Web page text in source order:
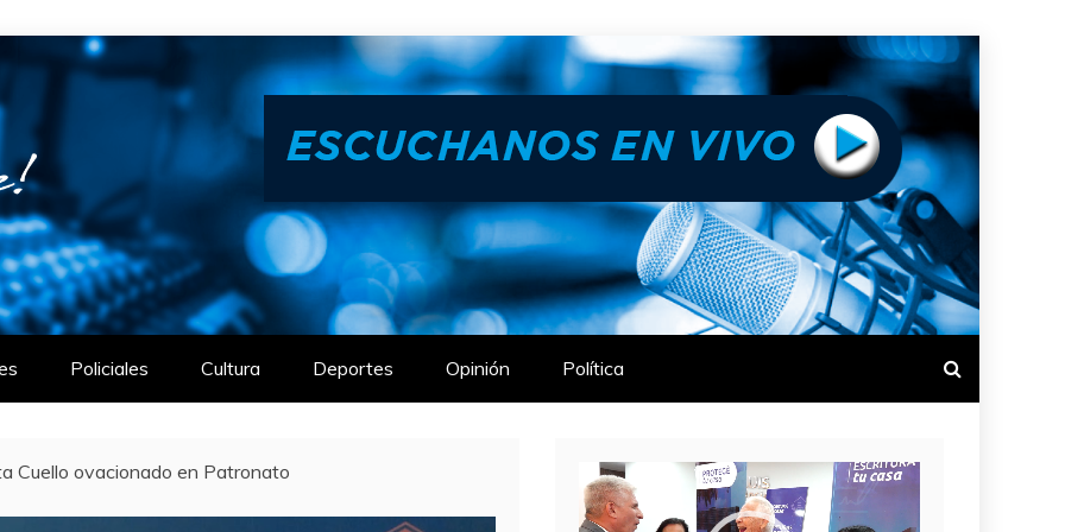
Policiales Cultura Deportes Opinión Política
Cuello ovacionado en Patronato
Reproductor
de